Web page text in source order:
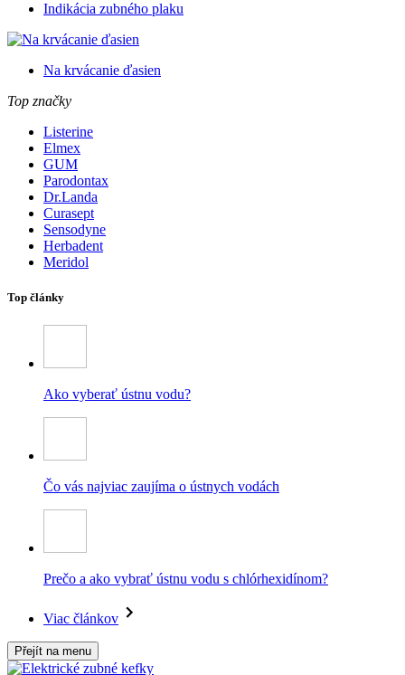
Indikácia zubného plaku
Na krvácanie ďasien
Top značky
Listerine
Elmex
GUM
Parodontax
Dr.Landa
Curasept
Sensodyne
Herbadent
Meridol
Top články
Ako vyberať ústnu vodu?
Čo vás najviac zaujíma o ústnych vodách
Prečo a ako vybrať ústnu vodu s chlórhexidínom?
Viac článkov
Přejít na menu